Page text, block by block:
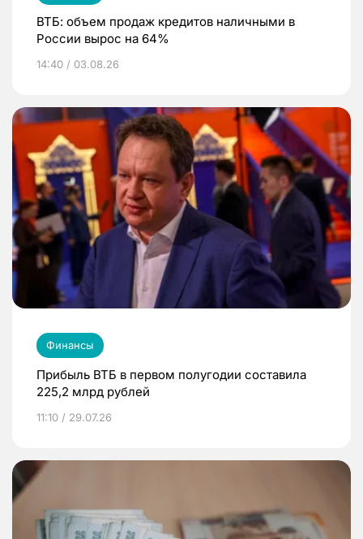
ВТБ: объем продаж кредитов наличными в
России вырос на 64%
14:40 / 03.08.26
Финансы
Прибыль ВТБ в первом полугодии составила
225,2 млрд рублей
11:10 / 29.07.26